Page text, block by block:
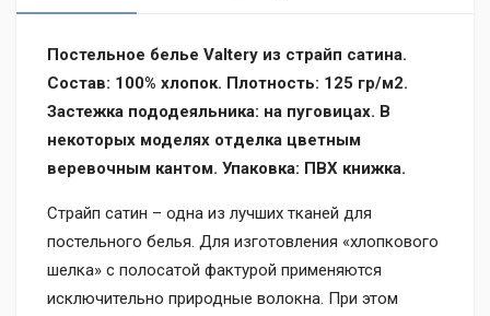
Постельное белье Valtery из страйп сатина.
Состав: 100% хлопок. Плотность: 125 гр/м2.
Застежка пододеяльника: на пуговицах. В
некоторых моделях отделка цветным
веревочным кантом. Упаковка: ПВХ книжка.
Страйп сатин – одна из лучших тканей для
постельного белья. Для изготовления «хлопкового
шелка» с полосатой фактурой применяются
исключительно природные волокна. При этом